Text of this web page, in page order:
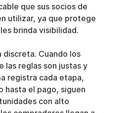
que sus socios de
utilizar, ya que protege
brinda visibilidad.
discreta. Cuando los
las reglas son justas y
registra cada etapa,
hasta el pago, siguen
con alto